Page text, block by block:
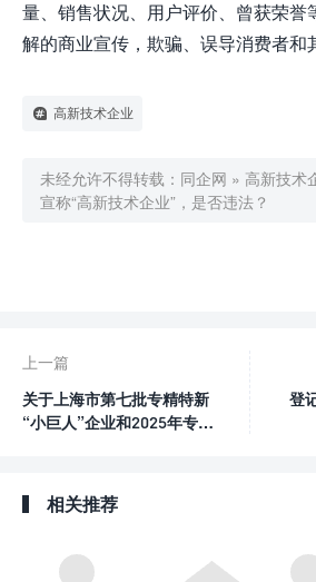
量、销售状况、用户评价、曾获荣誉
解的商业宣传，欺骗、误导消费者和
高新技术企业
未经允许不得转载： 同企网 » 高新技术
宣称“高新技术企业”，是否违法？
上一篇
关于上海市第七批专精特新
“小巨人”企业和2025年专精
登
相关推荐